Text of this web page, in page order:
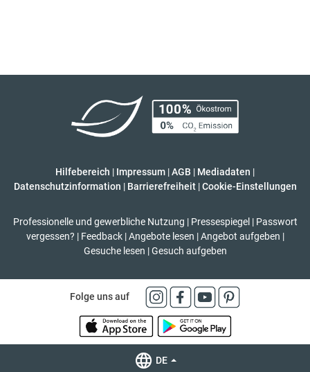
Hilfebereich | Impressum |AGB | Mediadaten |
Datenschutzinformation | Barrierefreiheit | Cookie-Einstellungen
Professionelle und gewerbliche Nutzung | Pressespiegel | Passwort
vergessen? | Feedback | Angebote lesen | Angebot aufgeben |
Gesuche lesen | Gesuch aufgeben
Folge uns auf
DE